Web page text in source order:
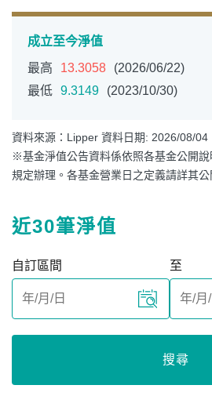
成立至今淨值
最高
13.3058
(2026/06/22)
最低 9.3149 (2023/10/30)
資料來源：Lipper 資料日期: 2026/08/04
※基金淨值公告資料係依照各基金公開說
規定辦理。各基金營業日之定義請詳其公
近30筆淨值
自訂區間 至
搜尋